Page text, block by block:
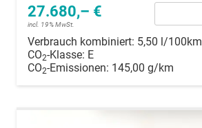
27.680,– €
incl. 19% MwSt.
Verbrauch kombiniert: 5,50 l/100km
CO2-Klasse: E
CO2-Emissionen: 145,00 g/km